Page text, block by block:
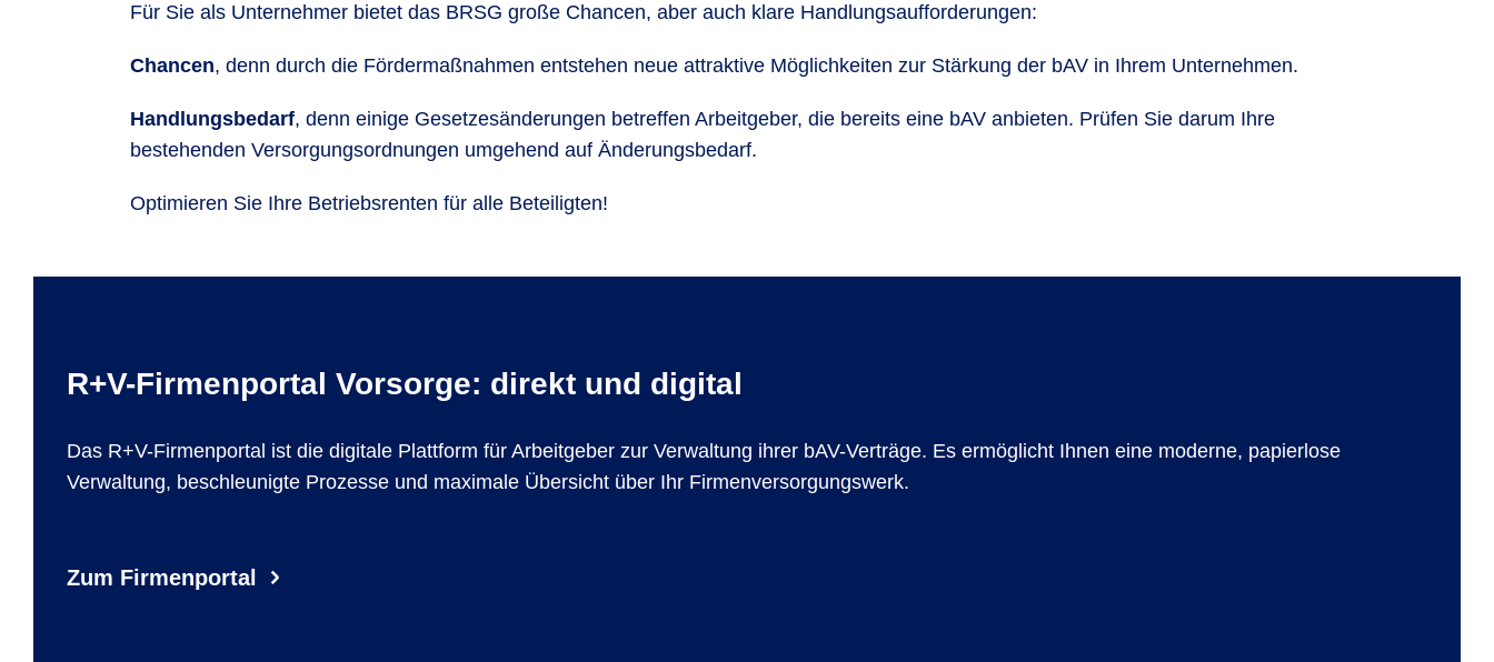
Für Sie als Unternehmer bietet das BRSG große Chancen, aber auch klare Handlungsaufforderungen:
Chancen, denn durch die Fördermaßnahmen entstehen neue attraktive Möglichkeiten zur Stärkung der bAV in Ihrem Unternehmen.
Handlungsbedarf, denn einige Gesetzesänderungen betreffen Arbeitgeber, die bereits eine bAV anbieten. Prüfen Sie darum Ihre
bestehenden Versorgungsordnungen umgehend auf Änderungsbedarf.
Optimieren Sie Ihre Betriebsrenten für alle Beteiligten!
R+V-Firmenportal Vorsorge: direkt und digital
Das R+V-Firmenportal ist die digitale Plattform für Arbeitgeber zur Verwaltung ihrer bAV-Verträge. Es ermöglicht Ihnen eine moderne, papierlose
Verwaltung, beschleunigte Prozesse und maximale Übersicht über Ihr Firmenversorgungswerk.
Zum Firmenportal